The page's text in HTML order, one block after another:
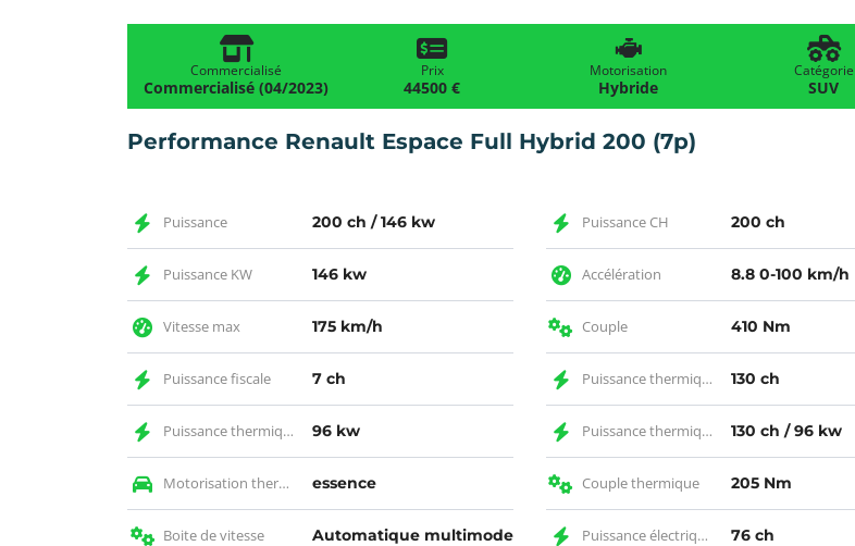
Commercialisé
Commercialisé (04/2023)
Prix
44500 €
Motorisation
Hybride
Catégorie
SUV
Performance Renault Espace Full Hybrid 200 (7p)
Puissance 200 ch / 146 kw Puissance CH 200 ch
Puissance KW 146 kw Accélération 8.8 0-100 km/h
Vitesse max 175 km/h Couple 410 Nm
Puissance fiscale 7 ch Puissance thermique CH 130 ch
Puissance thermique KW 96 kw Puissance thermique 130 ch / 96 kw
Motorisation thermique essence Couple thermique 205 Nm
Boite de vitesse Automatique multimode Puissance électrique CH 76 ch